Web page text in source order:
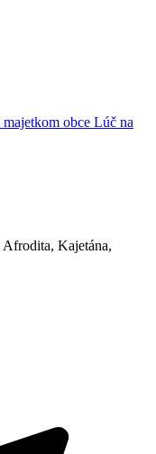
majetkom obce Lúč na
Kajetána,